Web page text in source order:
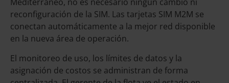
reconfiguración de la SIM. Las tarjetas SIM M2M se
conectan automáticamente a la mejor red disponible
en la nueva área de operación.
El monitoreo de uso, los límites de datos y la
asignación de costos se administran de forma